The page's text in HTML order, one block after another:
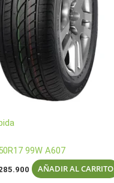
99W A607
El
precio
AÑADIR AL CARRITO